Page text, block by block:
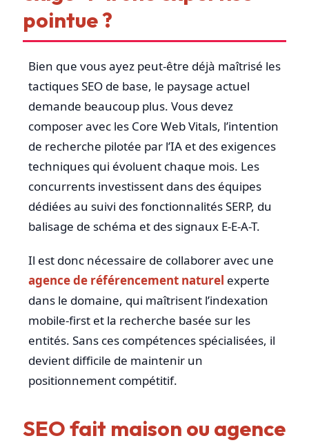
pointue ?
Bien que vous ayez peut-être déjà maîtrisé les
tactiques SEO de base, le paysage actuel
demande beaucoup plus. Vous devez
composer avec les Core Web Vitals, l’intention
de recherche pilotée par l’IA et des exigences
techniques qui évoluent chaque mois. Les
concurrents investissent dans des équipes
dédiées au suivi des fonctionnalités SERP, du
balisage de schéma et des signaux E-E-A-T.
Il est donc nécessaire de collaborer avec une
agence de référencement naturel experte
dans le domaine, qui maîtrisent l’indexation
mobile-first et la recherche basée sur les
entités. Sans ces compétences spécialisées, il
devient difficile de maintenir un
positionnement compétitif.
SEO fait maison ou agence